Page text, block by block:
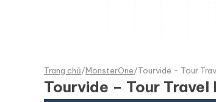
Trang chủ/MonsterOne/Tourvide - Tour
Tourvide – Tour